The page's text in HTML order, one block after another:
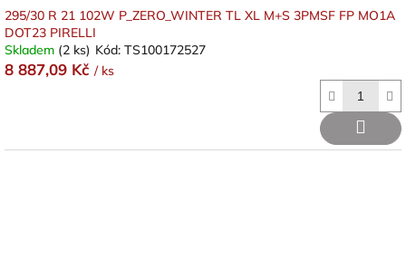
295/30 R 21 102W P_ZERO_WINTER TL XL M+S 3PMSF FP MO1A
DOT23 PIRELLI
Skladem (2 ks) Kód: TS100172527
8 887,09 Kč / ks